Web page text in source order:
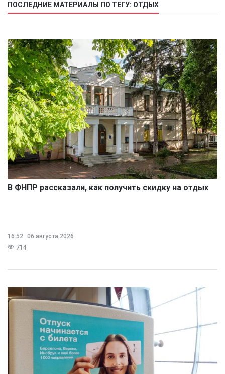
ПОСЛЕДНИЕ МАТЕРИАЛЫ ПО ТЕГУ: ОТДЫХ
В ФНПР рассказали, как получить скидку на отдых
16:52 06 августа 2026
714